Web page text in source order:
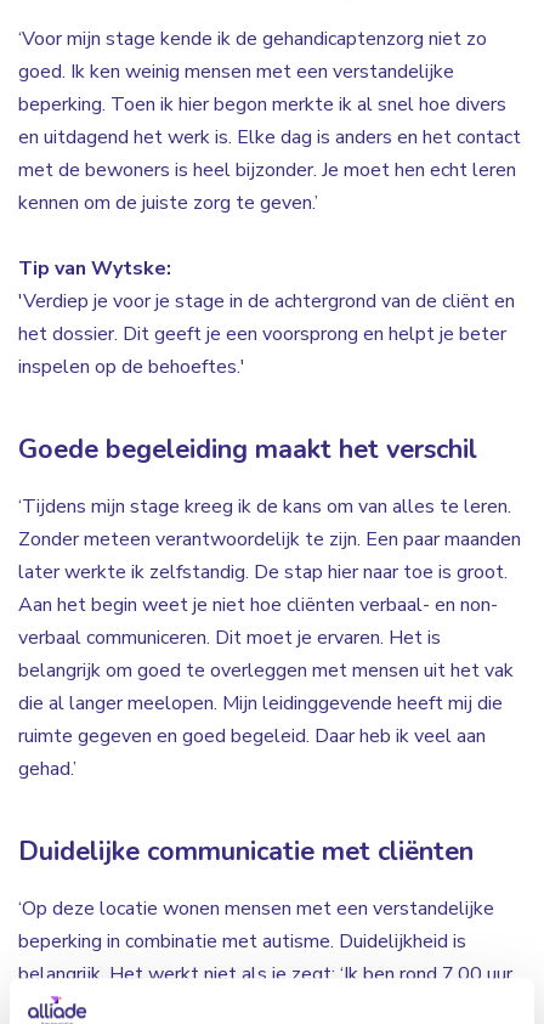
‘Voor mijn stage kende ik de gehandicaptenzorg niet zo
goed. Ik ken weinig mensen met een verstandelijke
beperking. Toen ik hier begon merkte ik al snel hoe divers
en uitdagend het werk is. Elke dag is anders en het contact
met de bewoners is heel bijzonder. Je moet hen echt leren
kennen om de juiste zorg te geven.’
Tip van Wytske:
'Verdiep je voor je stage in de achtergrond van de cliënt en
het dossier. Dit geeft je een voorsprong en helpt je beter
inspelen op de behoeftes.'
Goede begeleiding maakt het verschil
‘Tijdens mijn stage kreeg ik de kans om van alles te leren.
Zonder meteen verantwoordelijk te zijn. Een paar maanden
later werkte ik zelfstandig. De stap hier naar toe is groot.
Aan het begin weet je niet hoe cliënten verbaal- en non-
verbaal communiceren. Dit moet je ervaren. Het is
belangrijk om goed te overleggen met mensen uit het vak
die al langer meelopen. Mijn leidinggevende heeft mij die
ruimte gegeven en goed begeleid. Daar heb ik veel aan
gehad.’
Duidelijke communicatie met cliënten
‘Op deze locatie wonen mensen met een verstandelijke
beperking in combinatie met autisme. Duidelijkheid is
belangrijk. Het werkt niet als je zegt: ‘Ik ben rond 7.00 uur
bij je’. Dan worden ze onrustig. Als je aangeeft er 7.00 uur